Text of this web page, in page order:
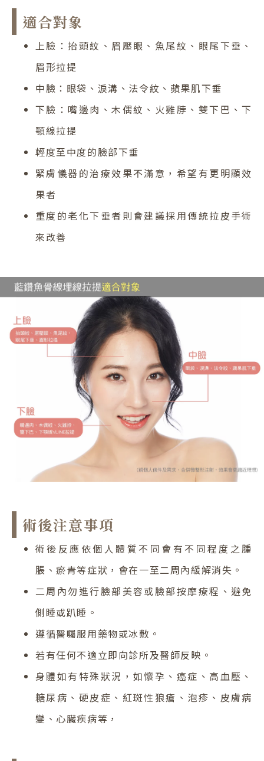
適合對象
上臉：抬頭紋、眉壓眼、魚尾紋、眼尾下垂、
眉形拉提
中臉：眼袋、淚溝、法令紋、蘋果肌下垂
下臉：嘴邊肉、木偶紋、火雞脖、雙下巴、下
顎線拉提
輕度至中度的臉部下垂
緊膚儀器的治療效果不滿意，希望有更明顯效
果者
重度的老化下垂者則會建議採用傳統拉皮手術
來改善
術後注意事項
術後反應依個人體質不同會有不同程度之腫
脹、瘀青等症狀，會在一至二周內緩解消失。
二周內勿進行臉部美容或臉部按摩療程、避免
側睡或趴睡。
遵循醫囑服用藥物或冰敷。
若有任何不適立即向診所及醫師反映。
身體如有特殊狀況，如懷孕、癌症、高血壓、
糖尿病、硬皮症、紅斑性狼瘡、泡疹、皮膚病
變、心臟疾病等，